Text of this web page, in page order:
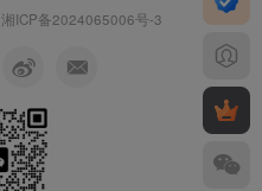
湘ICP备2024065006号-3